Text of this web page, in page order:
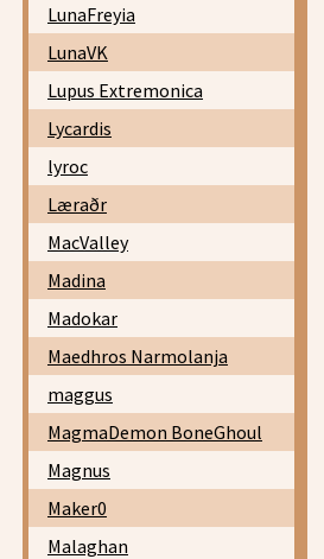
LunaFreyia
LunaVK
Lupus Extremonica
Lycardis
lyroc
Læraðr
MacValley
Madina
Madokar
Maedhros Narmolanja
maggus
MagmaDemon BoneGhoul
Magnus
Maker0
Malaghan